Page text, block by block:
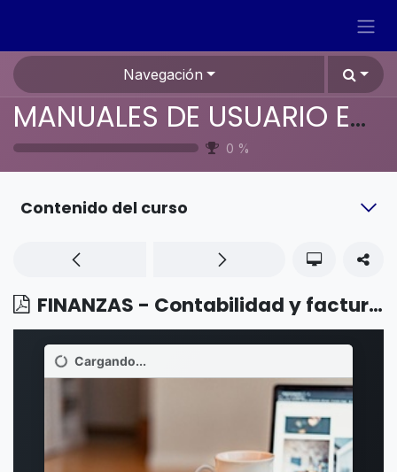
Navegación
MANUALES DE USUARIO EN ESPAÑOL ODOO 19
0 %
Contenido del curso
FINANZAS - Contabilidad y facturación - Uso de AvaTax